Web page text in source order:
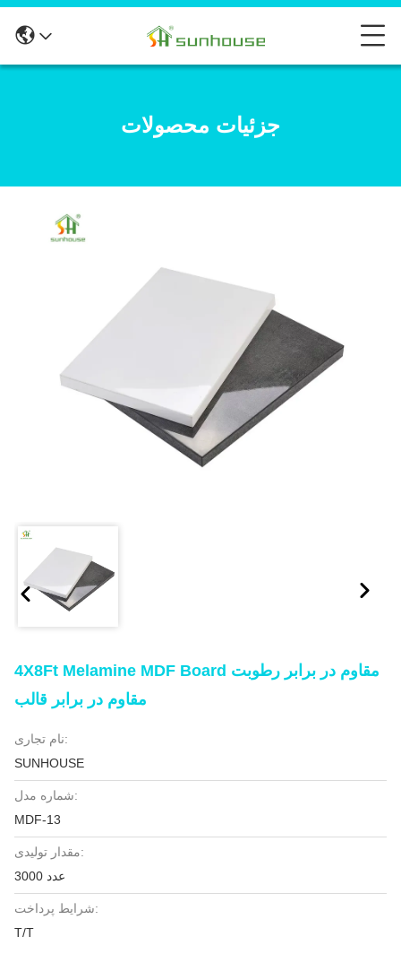
جزئیات محصولات
4X8Ft Melamine MDF Board مقاوم در برابر رطوبت
مقاوم در برابر قالب
نام تجاری:
SUNHOUSE
شماره مدل:
MDF-13
مقدار تولیدی:
3000 عدد
شرایط پرداخت:
T/T